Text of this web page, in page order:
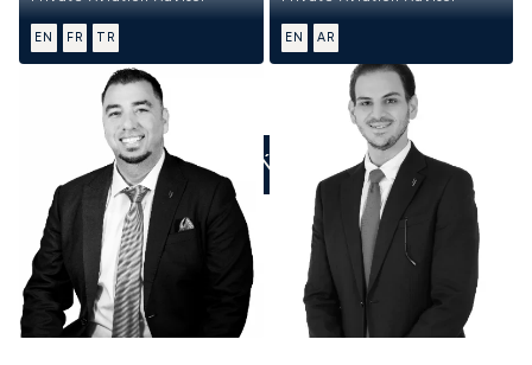
EN FR TR EN AR
ZADZWOŃ DO NAS